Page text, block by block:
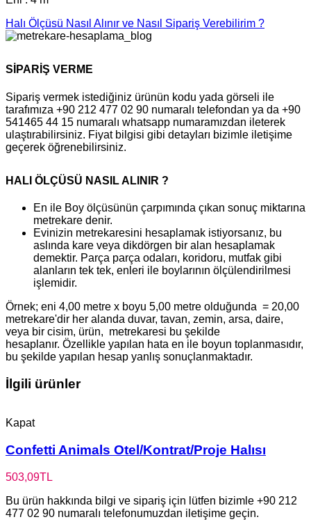
Halı Ölçüsü Nasıl Alınır ve Nasıl Sipariş Verebilirim ?
SİPARİŞ VERME
Sipariş vermek istediğiniz ürünün kodu yada görseli ile
tarafımıza +90 212 477 02 90 numaralı telefondan ya da +90
541465 44 15 numaralı whatsapp numaramızdan ileterek
ulaştırabilirsiniz. Fiyat bilgisi gibi detayları bizimle iletişime
geçerek öğrenebilirsiniz.
HALI ÖLÇÜSÜ NASIL ALINIR ?
En ile Boy ölçüsünün çarpımında çıkan sonuç miktarına
metrekare denir.
Evinizin metrekaresini hesaplamak istiyorsanız, bu
aslında kare veya dikdörgen bir alan hesaplamak
demektir. Parça parça odaları, koridoru, mutfak gibi
alanların tek tek, enleri ile boylarının ölçülendirilmesi
işlemidir.
Örnek; eni 4,00 metre x boyu 5,00 metre olduğunda = 20,00
metrekare'dir her alanda duvar, tavan, zemin, arsa, daire,
veya bir cisim, ürün, metrekaresi bu şekilde
hesaplanır. Özellikle yapılan hata en ile boyun toplanmasıdır,
bu şekilde yapılan hesap yanlış sonuçlanmaktadır.
İlgili ürünler
Kapat
Confetti Animals Otel/Kontrat/Proje Halısı
503,09TL
Bu ürün hakkında bilgi ve sipariş için lütfen bizimle +90 212
477 02 90 numaralı telefonumuzdan iletişime geçin.